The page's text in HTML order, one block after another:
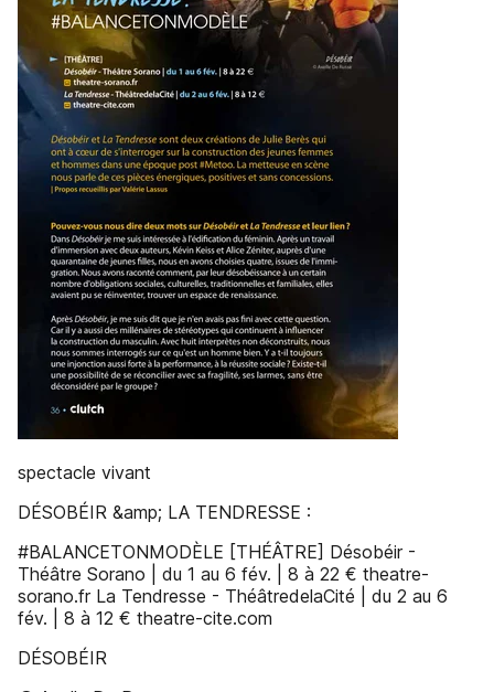
spectacle vivant
DÉSOBÉIR &amp; LA TENDRESSE :
#BALANCETONMODÈLE [THÉÂTRE] Désobéir -
Théâtre Sorano | du 1 au 6 fév. | 8 à 22 € theatre-
sorano.fr La Tendresse - ThéâtredelaCité | du 2 au 6
fév. | 8 à 12 € theatre-cite.com
DÉSOBÉIR